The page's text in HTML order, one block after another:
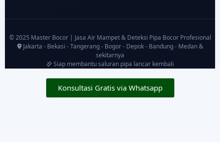
© 2025 Master Bocor | Jasa Air Mampet & Deteksi Pipa Bocor Profesional
Jakarta - Bekasi - Tangerang - Bogor - Depok - Bandung - Medan &
sekitarnya
Siap membantu saluran pipa lancar kembali
Konsultasi Gratis via Whatsapp